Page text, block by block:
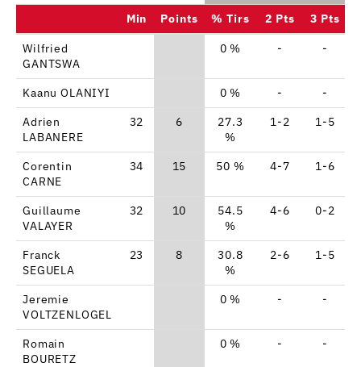
Min
Points % Tirs 2 Pts 3 Pts
Wilfried
GANTSWA
0 % - -
Kaanu OLANIYI 0 % -
-
Adrien
LABANERE
32 6
27.3
%
1-2 1-5
Corentin
CARNE
34 15 50 % 4-7 1-6
Guillaume
VALAYER
32 10
54.5
%
4-6 0-2
Franck
SEGUELA
23 8
30.8
%
2-6 1-5
Jeremie
VOLTZENLOGEL
0 % - -
Romain
BOURETZ
0 % - -